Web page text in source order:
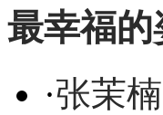
最幸福的
·张茉